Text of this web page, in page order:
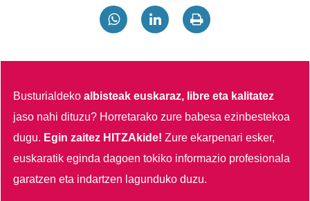
Busturialdekoalbisteak euskaraz, libre eta kalitatez
jaso nahi dituzu? Horretarako zure babesa ezinbestekoa
dugu. Egin zaitez HITZAkide!Zure ekarpenari esker,
euskaratik eginda dagoen tokiko informazio profesionala
garatzen eta indartzen lagunduko duzu.